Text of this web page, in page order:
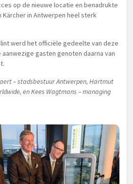
op de nieuwe locatie en benadrukte
Kärcher in Antwerpen heel sterk
werd het officiële gedeelte van deze
gasten genoten daarna van
– stadsbestuur Antwerpen, Hartmut
en Kees Wagtmans – managing